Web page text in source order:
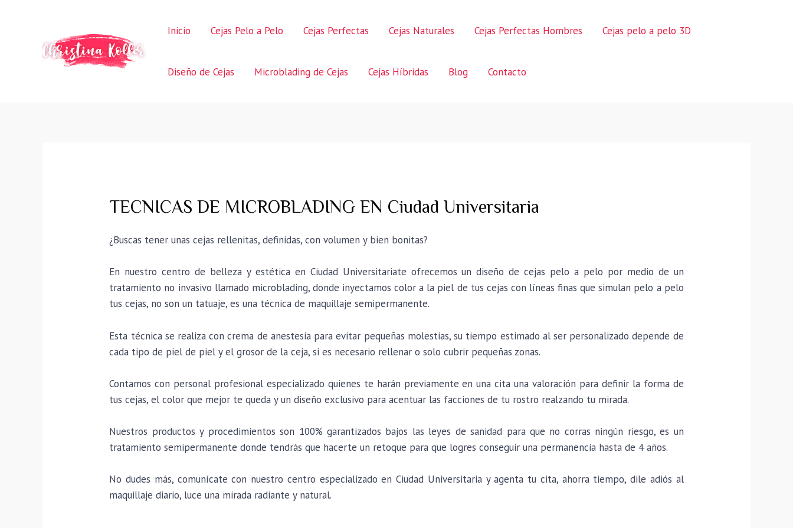
Inicio Cejas Pelo a Pelo Cejas Perfectas Cejas Naturales Cejas Perfectas Hombres Cejas pelo a pelo 3D
Diseño de Cejas Microblading de Cejas Cejas Híbridas Blog Contacto
TECNICAS DE MICROBLADING EN Ciudad Universitaria
¿Buscas tener unas cejas rellenitas, definidas, con volumen y bien bonitas?
En nuestro centro de belleza y estética en Ciudad Universitariate ofrecemos un diseño de cejas pelo a pelo por medio de un
tratamiento no invasivo llamado microblading, donde inyectamos color a la piel de tus cejas con líneas finas que simulan pelo a pelo
tus cejas, no son un tatuaje, es una técnica de maquillaje semipermanente.
Esta técnica se realiza con crema de anestesia para evitar pequeñas molestias, su tiempo estimado al ser personalizado depende de
cada tipo de piel de piel y el grosor de la ceja, si es necesario rellenar o solo cubrir pequeñas zonas.
Contamos con personal profesional especializado quienes te harán previamente en una cita una valoración para definir la forma de
tus cejas, el color que mejor te queda y un diseño exclusivo para acentuar las facciones de tu rostro realzando tu mirada.
Nuestros productos y procedimientos son 100% garantizados bajos las leyes de sanidad para que no corras ningún riesgo, es un
tratamiento semipermanente donde tendrás que hacerte un retoque para que logres conseguir una permanencia hasta de 4 años.
No dudes más, comunícate con nuestro centro especializado en Ciudad Universitaria y agenta tu cita, ahorra tiempo, dile adiós al
maquillaje diario, luce una mirada radiante y natural.